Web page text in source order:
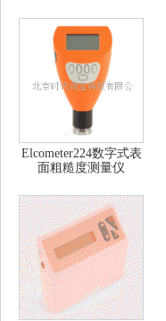
Elcometer224数字式表
面粗糙度测量仪